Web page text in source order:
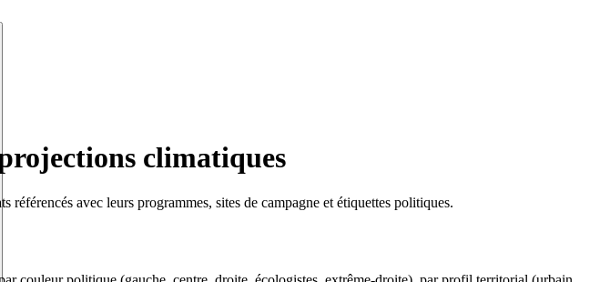
climatiques
avec leurs programmes, sites de campagne et étiquettes politiques.